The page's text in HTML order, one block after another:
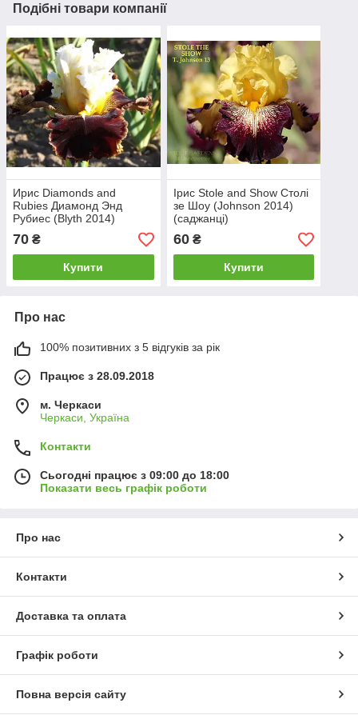
Подібні товари компанії
Ирис Diamonds and
Rubies Диамонд Энд
Рубиес (Blyth 2014)
(саженцы)
70 ₴
Купити
Ірис Stole and Show Столі
зе Шоу (Johnson 2014)
(саджанці)
60₴
Купити
Про нас
100% позитивних з 5 відгуків за рік
Працює з 28.09.2018
м. Черкаси
Черкаси, Україна
Контакти
Сьогодні працює з 09:00 до 18:00
Показати весь графік роботи
Про нас
Контакти
Доставка та оплата
Графік роботи
Повна версія сайту